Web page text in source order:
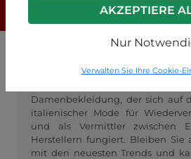
AKZEPTIERE
Nur
Verwalten Sie Ihre Cookie-
Damenbekleidung, der sich auf
italienischer Mode für
und als Vermittler zwischen
Herstellern fungiert. Bleiben Sie
mit den neuesten Trends und